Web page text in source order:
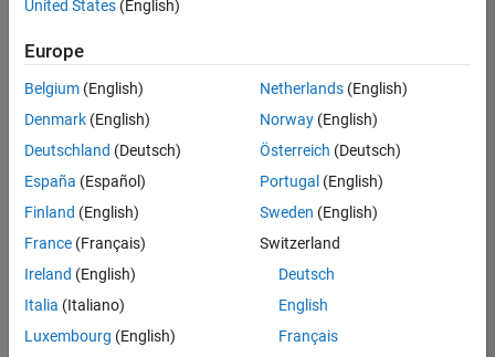
Enregistrer
sélectionnées
Les
descriptions
poste
n’ont
pas
été
traduites.
Effectuez
United States (English)
Europe
Belgium (English)
Denmark (English)
Deutschland (Deutsch)
España (Español)
Finland (English)
France (Français)
Ireland (English)
Italia (Italiano)
Luxembourg (English)
Netherlands(English)
Norway(English)
Österreich (Deutsch)
Portugal (English)
Sweden (English)
Switzerland
Deutsch
English
Français